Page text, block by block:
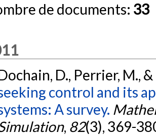
de documents: 33
D., Perrier, M.,
control and its
A survey.
, 82(3), 369-